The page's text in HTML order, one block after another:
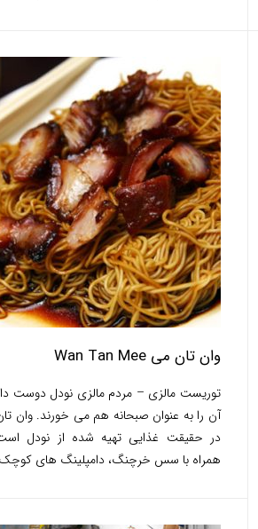
وان تان می Wan Tan Mee
توریست مالزی – مردم مالزی نودل دوست
آن را به عنوان صبحانه هم می خورند. وان
در حقیقت غذایی تهیه شده از نودل
همراه با سس خرچنگ، دامپلینگ های